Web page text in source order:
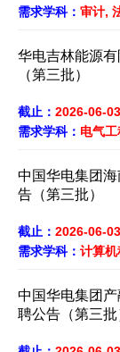
需求学科： 审计,
华电吉林能源
（第三批）
截止： 2026-06-03
需求学科： 电气
中国华电集团
告（第三批）
截止： 2026-06-03
需求学科： 计算
中国华电集团
聘公告（第三批